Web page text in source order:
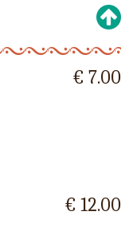
€ 7.00
€ 12.00